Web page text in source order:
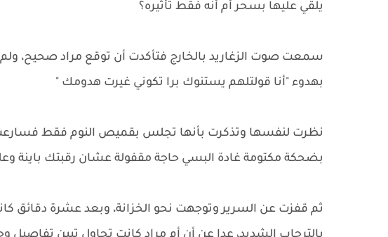
يلقي عليها بسحر أم أنه فقط تأثيره؟
سمعت صوت الزغاريد بالخارج فتأكدت أن توقع مراد صحيح، ولم
بهدوء "أنا قولتلهم يستنوك برا تكوني غيرت هدومك "
نظرت لنفسها وتذكرت بأنها تجلس بقميص النوم فقط
بضحكة مكتومة غادة البسي حاجة مقفولة عشان رقبتك باينة
ثم قفزت عن السرير وتوجهت نحو الخزانة، وبعد عشرة دقائق